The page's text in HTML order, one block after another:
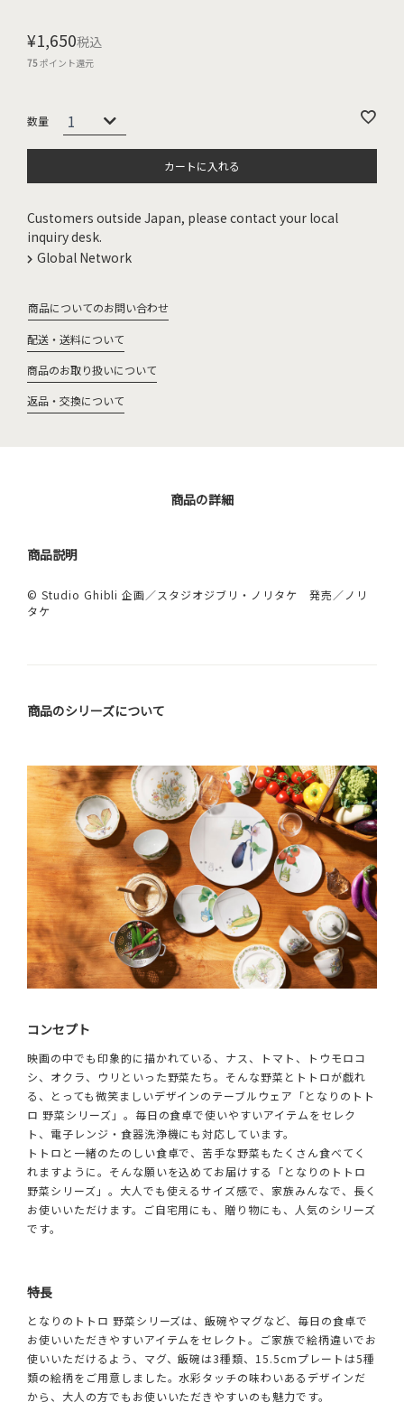
¥1,650税込
75ポイント還元
カートに入れる
Customers outside Japan, please contact your local
inquiry desk.
Global Network
商品についてのお問い合わせ
配送・送料について
商品のお取り扱いについて
返品・交換について
商品の詳細
商品説明
© Studio Ghibli 企画／スタジオジブリ・ノリタケ 発売／ノリ
タケ
商品のシリーズについて
コンセプト
映画の中でも印象的に描かれている、ナス、トマト、トウモロコ
シ、オクラ、ウリといった野菜たち。そんな野菜とトトロが戯れ
る、とっても微笑ましいデザインのテーブルウェア「となりのトト
ロ 野菜シリーズ」。毎日の食卓で使いやすいアイテムをセレク
ト、電子レンジ・食器洗浄機にも対応しています。
トトロと一緒のたのしい食卓で、苦手な野菜もたくさん食べてく
れますように。そんな願いを込めてお届けする「となりのトトロ
野菜シリーズ」。大人でも使えるサイズ感で、家族みんなで、長く
お使いいただけます。ご自宅用にも、贈り物にも、人気のシリーズ
です。
特長
となりのトトロ 野菜シリーズは、飯碗やマグなど、毎日の食卓で
お使いいただきやすいアイテムをセレクト。ご家族で絵柄違いでお
使いいただけるよう、マグ、飯碗は3種類、15.5cmプレートは5種
類の絵柄をご用意しました。水彩タッチの味わいあるデザインだ
から、大人の方でもお使いいただきやすいのも魅力です。